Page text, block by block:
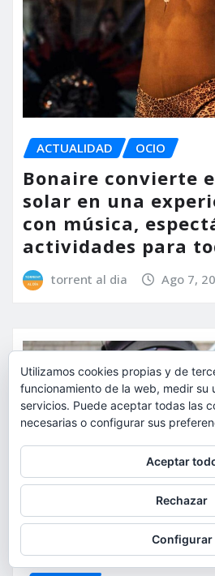
ACTUALIDAD OCIO
Bonaire convierte
solar en una
con música,
actividades para
torrent al dia Ago 7,
Utilizamos cookies propias y de
funcionamiento de la web, medir su
servicios. Puede aceptar todas las
necesarias o configurar sus
Aceptar
Rechazar
Configurar
Para obtener más información, incluido